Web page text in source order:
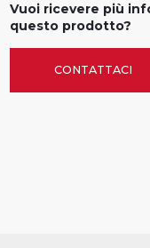
Vuoi ricevere più
questo prodotto?
CONTATTACI